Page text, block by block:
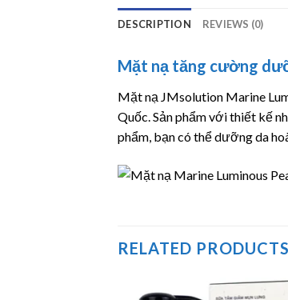
DESCRIPTION REVIEWS (0)
Mặt nạ tăng cường
Mặt nạ JMsolution Marine
Quốc. Sản phẩm với thiết kế
phẩm, bạn có thể dưỡng da
RELATED PRODUCTS